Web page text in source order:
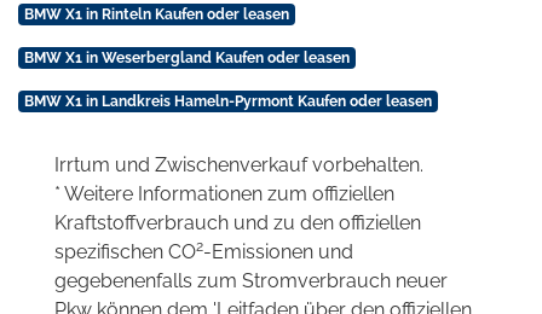
BMW X1 in Rinteln Kaufen oder leasen
BMW X1 in Weserbergland Kaufen oder leasen
BMW X1 in Landkreis Hameln-Pyrmont Kaufen oder leasen
Irrtum und Zwischenverkauf vorbehalten.
* Weitere Informationen zum offiziellen
Kraftstoffverbrauch und zu den offiziellen
spezifischen CO2-Emissionen und
gegebenenfalls zum Stromverbrauch neuer